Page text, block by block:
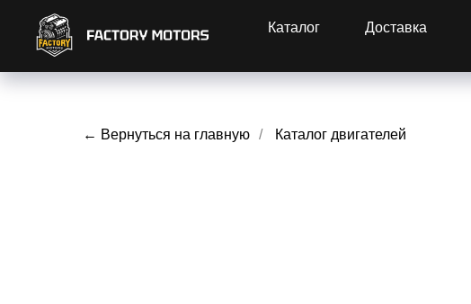
Каталог Доставка
← Вернуться на главную / Каталог двигателей